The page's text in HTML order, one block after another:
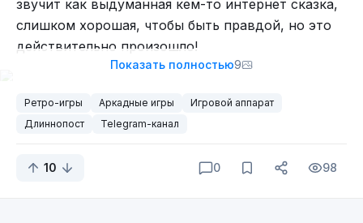
звучит как выдуманная кем-то интернет сказка,
слишком хорошая, чтобы быть правдой, но это
действительно произошло!
Выпущенная в 1983 году Disks of Tron была одной
основанных на диснеевском фильме Tron о
Показать полностью9
Ретро-игры Аркадные игры
Игровой аппарат
Длиннопост
Telegram-канал
10 0 98